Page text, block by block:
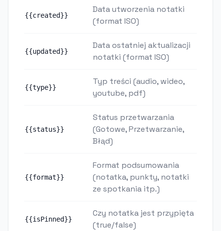
{{created}}
Data utworzenia notatki
(format ISO)
{{updated}}
Data ostatniej aktualizacji
notatki (format ISO)
{{type}}
Typ treści (audio, wideo,
youtube, pdf)
{{status}}
Status przetwarzania
(Gotowe, Przetwarzanie,
Błąd)
{{format}}
Format podsumowania
(notatka, punkty, notatki
ze spotkania itp.)
{{isPinned}}
Czy notatka jest przypięta
(true/false)